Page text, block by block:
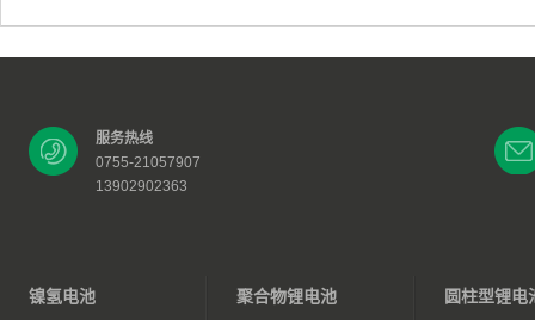
服务热线
0755-21057907
13902902363
镍氢电池 聚合物锂电池 圆柱型锂电